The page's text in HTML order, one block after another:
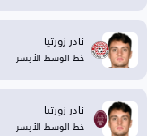
نادر زورتيا
خط الوسط الأيسر
نادر زورتيا
خط الوسط الأيسر